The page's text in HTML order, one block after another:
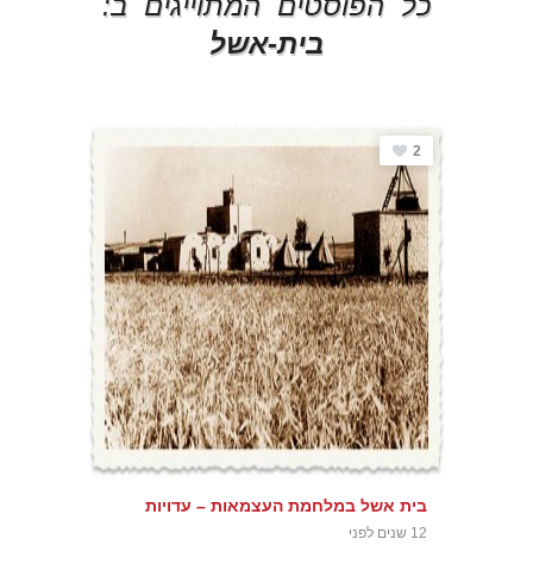
בית-אשל
2
בית אשל במלחמת העצמאות – עדויות
12 שנים לפני